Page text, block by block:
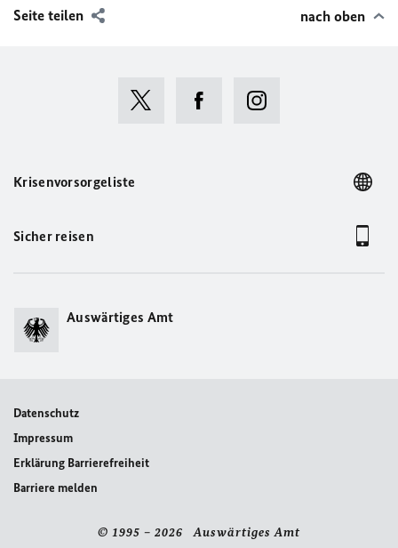
Seite teilen nach oben
Krisenvorsorgeliste
Sicher reisen
Auswärtiges Amt
Datenschutz
Impressum
Erklärung Barrierefreiheit
Barriere melden
© 1995 – 2026 Auswärtiges Amt